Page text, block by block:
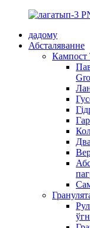
дадому
Абсталяванне
Кампост